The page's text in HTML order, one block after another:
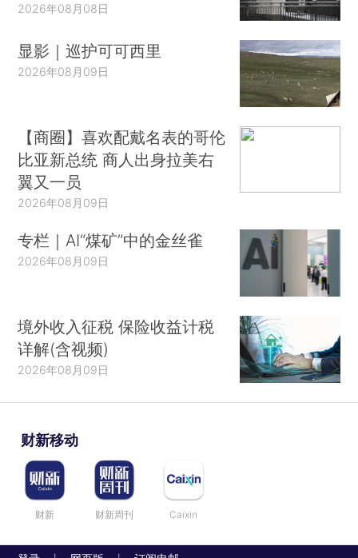
2026年08月08日
显影｜巡护可可西里
2026年08月09日
【商圈】喜欢配戴名表的哥伦
比亚新总统 商人出身拉美右
翼又一员
2026年08月09日
专栏｜AI“煤矿”中的金丝雀
2026年08月09日
境外收入征税 保险收益计税
详解(含视频)
2026年08月09日
财新移动
财新 财新周刊 Caixin